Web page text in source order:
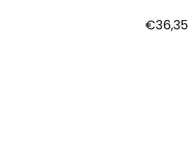
€36,35